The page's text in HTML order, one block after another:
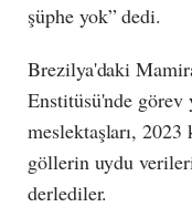
şüphe yok” dedi.
Brezilya'daki
Enstitüsü'nde görev
meslektaşları, 2023
göllerin uydu
derlediler.